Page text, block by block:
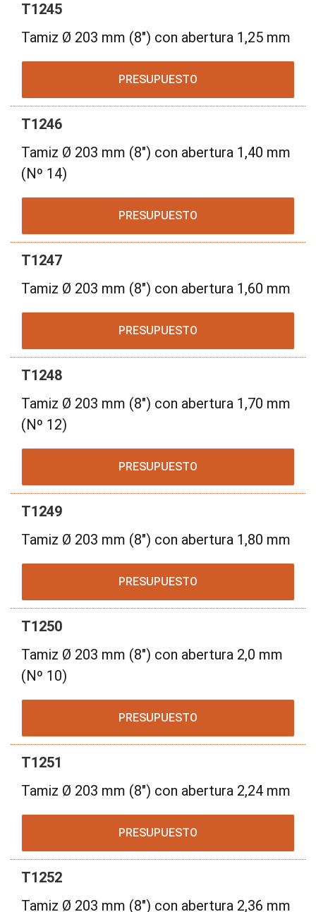
T1245
Tamiz Ø 203 mm (8") con abertura 1,25 mm
PRESUPUESTO
T1246
Tamiz Ø 203 mm (8") con abertura 1,40 mm
(Nº 14)
PRESUPUESTO
T1247
Tamiz Ø 203 mm (8") con abertura 1,60 mm
PRESUPUESTO
T1248
Tamiz Ø 203 mm (8") con abertura 1,70 mm
(Nº 12)
PRESUPUESTO
T1249
Tamiz Ø 203 mm (8") con abertura 1,80 mm
PRESUPUESTO
T1250
Tamiz Ø 203 mm (8") con abertura 2,0 mm
(Nº 10)
PRESUPUESTO
T1251
Tamiz Ø 203 mm (8") con abertura 2,24 mm
PRESUPUESTO
T1252
Tamiz Ø 203 mm (8") con abertura 2,36 mm